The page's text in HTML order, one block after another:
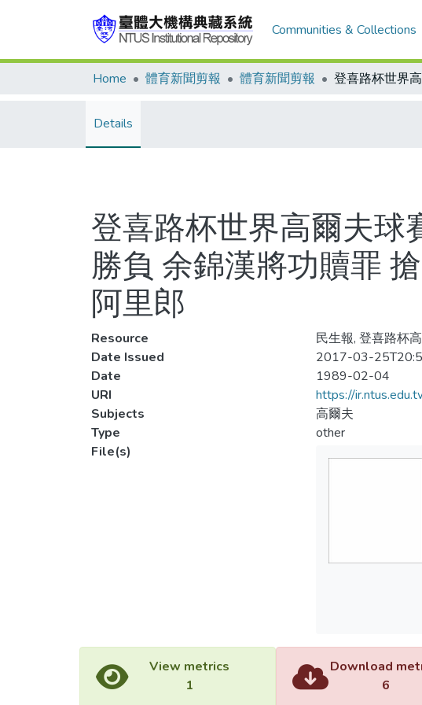
Communities & Collections
Home 體育新聞剪報 體育新聞剪報
Details
登喜路杯世界高爾夫球
勝負 余錦漢將功贖罪
阿里郎
Resource
民生報, 登喜路杯
Date Issued
2017-03-
Date
1989-02-04
URI
https://
Subjects
高爾夫
Type
other
File(s)
View metrics
1
Download
6